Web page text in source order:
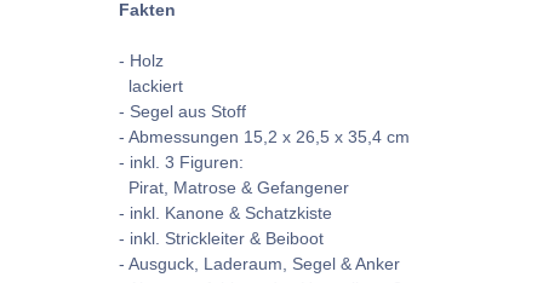
Fakten
- Holz
lackiert
- Segel aus Stoff
- Abmessungen 15,2 x 26,5 x 35,4 cm
- inkl. 3 Figuren:
Pirat, Matrose & Gefangener
- inkl. Kanone & Schatzkiste
- inkl. Strickleiter & Beiboot
- Ausguck, Laderaum, Segel & Anker